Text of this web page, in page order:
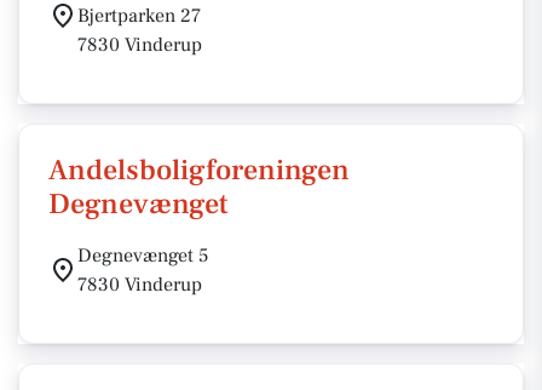
Bjertparken 27
7830 Vinderup
Andelsboligforeningen
Degnevænget
Degnevænget 5
7830 Vinderup